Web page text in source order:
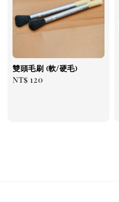
雙頭毛刷 (軟/硬毛)
Regular
NT$ 120